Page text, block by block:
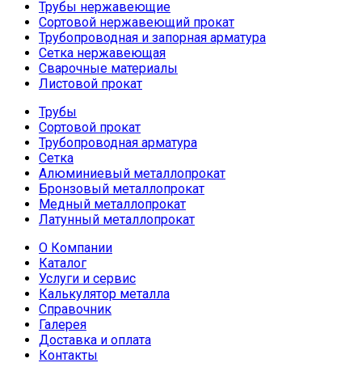
Трубы нержавеющие
Сортовой нержавеющий прокат
Трубопроводная и запорная арматура
Сетка нержавеющая
Сварочные материалы
Листовой прокат
Трубы
Сортовой прокат
Трубопроводная арматура
Сетка
Алюминиевый металлопрокат
Бронзовый металлопрокат
Медный металлопрокат
Латунный металлопрокат
О Компании
Каталог
Услуги и сервис
Калькулятор металла
Справочник
Галерея
Доставка и оплата
Контакты